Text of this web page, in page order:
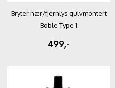
Bryter nær/fjernlys gulvmontert
Boble Type 1
499,-